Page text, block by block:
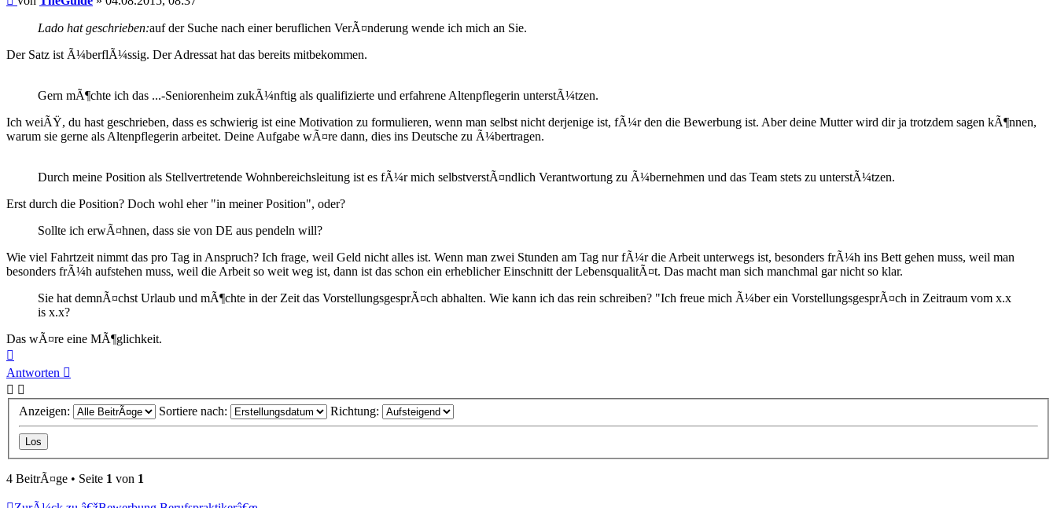
Lado hat geschrieben:auf der Suche nach einer beruflichen VerÃ¤nderung wende ich mich an Sie.
Der Satz ist Ã¼berflÃ¼ssig. Der Adressat hat das bereits mitbekommen.
Gern mÃ¶chte ich das ...-Seniorenheim zukÃ¼nftig als qualifizierte und erfahrene Altenpflegerin unterstÃ¼tzen.
Ich weiÃŸ, du hast geschrieben, dass es schwierig ist eine Motivation zu formulieren, wenn man selbst nicht derjenige ist, fÃ¼r den die Bewerbung ist. Aber deine Mutter wird dir ja trotzdem sagen kÃ¶nnen,
warum sie gerne als Altenpflegerin arbeitet. Deine Aufgabe wÃ¤re dann, dies ins Deutsche zu Ã¼bertragen.
Durch meine Position als Stellvertretende Wohnbereichsleitung ist es fÃ¼r mich selbstverstÃ¤ndlich Verantwortung zu Ã¼bernehmen und das Team stets zu unterstÃ¼tzen.
Erst durch die Position? Doch wohl eher "in meiner Position", oder?
Sollte ich erwÃ¤hnen, dass sie von DE aus pendeln will?
Wie viel Fahrtzeit nimmt das pro Tag in Anspruch? Ich frage, weil Geld nicht alles ist. Wenn man zwei Stunden am Tag nur fÃ¼r die Arbeit unterwegs ist, besonders frÃ¼h ins Bett gehen muss, weil man
besonders frÃ¼h aufstehen muss, weil die Arbeit so weit weg ist, dann ist das schon ein erheblicher Einschnitt der LebensqualitÃ¤t. Das macht man sich manchmal gar nicht so klar.
Sie hat demnÃ¤chst Urlaub und mÃ¶chte in der Zeit das VorstellungsgesprÃ¤ch abhalten. Wie kann ich das rein schreiben? "Ich freue mich Ã¼ber ein VorstellungsgesprÃ¤ch in Zeitraum vom x.x
is x.x?
Das wÃ¤re eine MÃ¶glichkeit.
oben
Antworten
Anzeigen: Sortiere nach: Richtung:
4 BeitrÃ¤ge • Seite 1 von 1